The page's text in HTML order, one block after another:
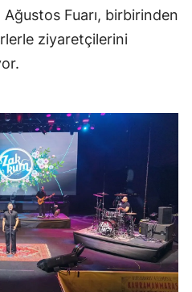
Ağustos Fuarı, birbirinden
ziyaretçilerini